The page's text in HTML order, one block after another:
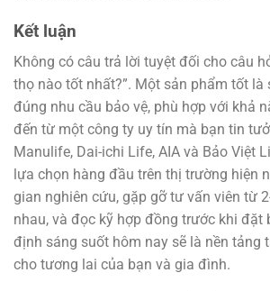
Kết luận
Không có câu trả lời tuyệt đối cho câu
thọ nào tốt nhất?”. Một sản phẩm tốt
đúng nhu cầu bảo vệ, phù hợp với khả
đến từ một công ty uy tín mà bạn tin
Manulife, Dai-ichi Life, AIA và Bảo Việt
lựa chọn hàng đầu trên thị trường hiện
gian nghiên cứu, gặp gỡ tư vấn viên từ
nhau, và đọc kỹ hợp đồng trước khi đặt
định sáng suốt hôm nay sẽ là nền tảng
cho tương lai của bạn và gia đình.